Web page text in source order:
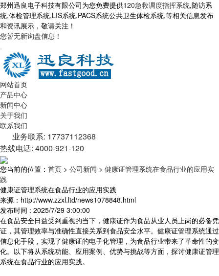
郑州迅良电子科技有限公司为您免费提供120急救调度指挥系统,随访系
统,体检管理系统,LIS系统,PACS系统公共卫生体检系统,等相关信息发布
和资讯展示，敬请关注！
您暂无新询盘信息！
网站首页
产品中心
新闻中心
关于我们
联系我们
业务联系: 17737112368
热线电话: 4000-921-120
您当前的位置： 首页 > 公司新闻 > 健康证管理系统在食品行业的应用实
践
健康证管理系统在食品行业的应用实践
来源：http://www.zzxl.ltd/news1078848.html
发布时间 : 2025/7/29 3:00:00
在食品安全日益受到重视的当下，健康证作为食品从业人员上岗的必备凭
证，其管理效率与准确性直接关系到食品安全水平。健康证管理系统通过
信息化手段，实现了健康证的电子化管理，为食品行业带来了革命性的变
化。以下将从系统功能、应用案例、优势与挑战等方面，探讨健康证管理
系统在食品行业的应用实践。